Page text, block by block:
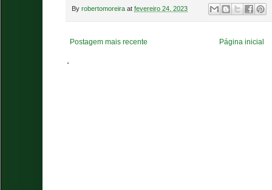
By robertomoreira at fevereiro 24, 2023
Postagem mais recente Página inicial
.